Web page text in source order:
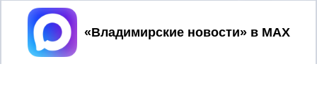
ВЛАДИМИРСКИЕ
НОВОСТИ
2017 © NEWSVLADIMIR.RU | СИ
Принять